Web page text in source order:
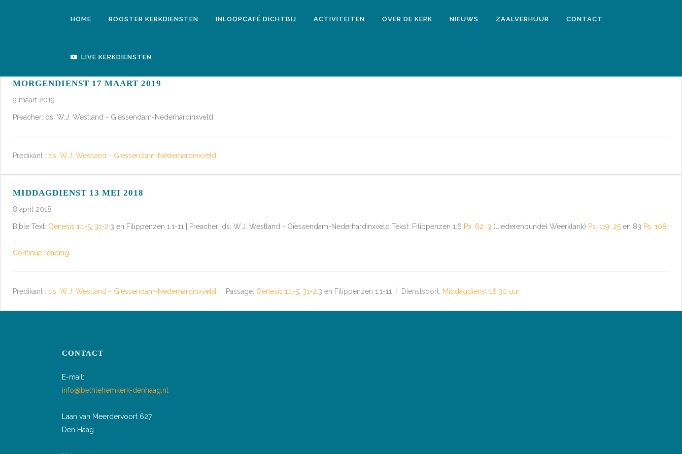
HOME ROOSTER KERKDIENSTEN INLOOPCAFÉ DICHTBIJ ACTIVITEITEN OVER DE KERK NIEUWS ZAALVERHUUR CONTACT
LIVE KERKDIENSTEN
MORGENDIENST 17 MAART 2019
9 maart 2019
Preacher: ds. W.J. Westland - Giessendam-Nederhardinxveld
Predikant : ds. W.J. Westland - Giessendam-Nederhardinxveld
MIDDAGDIENST 13 MEI 2018
8 april 2018
Bible Text: Genesis 1:1-5, 31-2:3 en Filippenzen 1:1-11 | Preacher: ds. W.J. Westland - Giessendam-Nederhardinxveld Tekst: Filippenzen 1:6 Ps. 62: 3 (Liederenbundel Weerklank) Ps. 119: 25 en 83 Ps. 108:
…
Continue reading...
Predikant : ds. W.J. Westland - Giessendam-Nederhardinxveld Passage: Genesis 1:1-5, 31-2:3 en Filippenzen 1:1-11 Dienstsoort: Middagdienst 16.30 uur
CONTACT
E-mail:
info@bethlehemkerk-denhaag.nl
Laan van Meerdervoort 627
Den Haag